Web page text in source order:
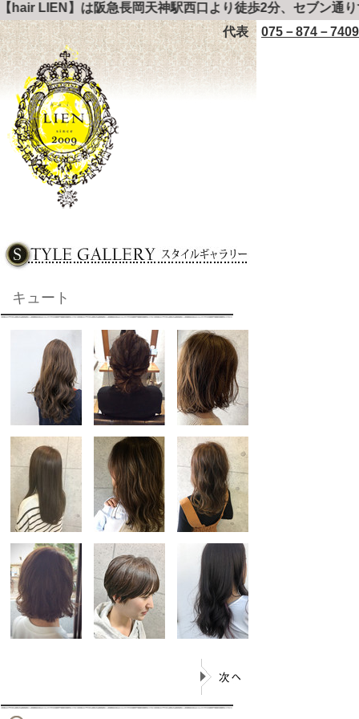
hair LIEN】は阪急長岡天神駅西口より徒歩2分、セブン通り
代表 075－874－7409
キュート